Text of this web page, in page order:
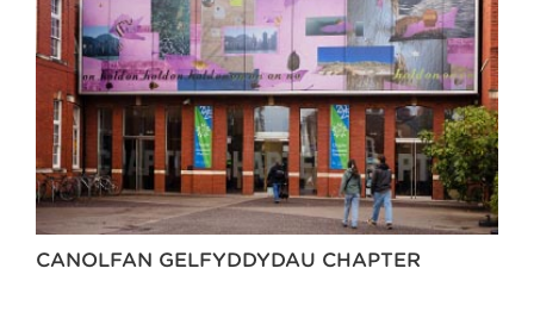
CANOLFAN GELFYDDYDAU CHAPTER